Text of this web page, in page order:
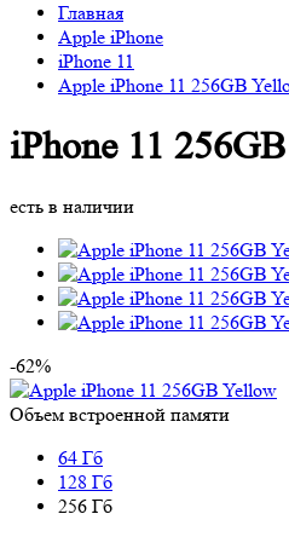
Главная
Apple iPhone
iPhone 11
Apple iPhone 11 256GB
iPhone 11
есть в наличии
-62%
Объем встроенной памяти
64 Гб
128 Гб
256 Гб